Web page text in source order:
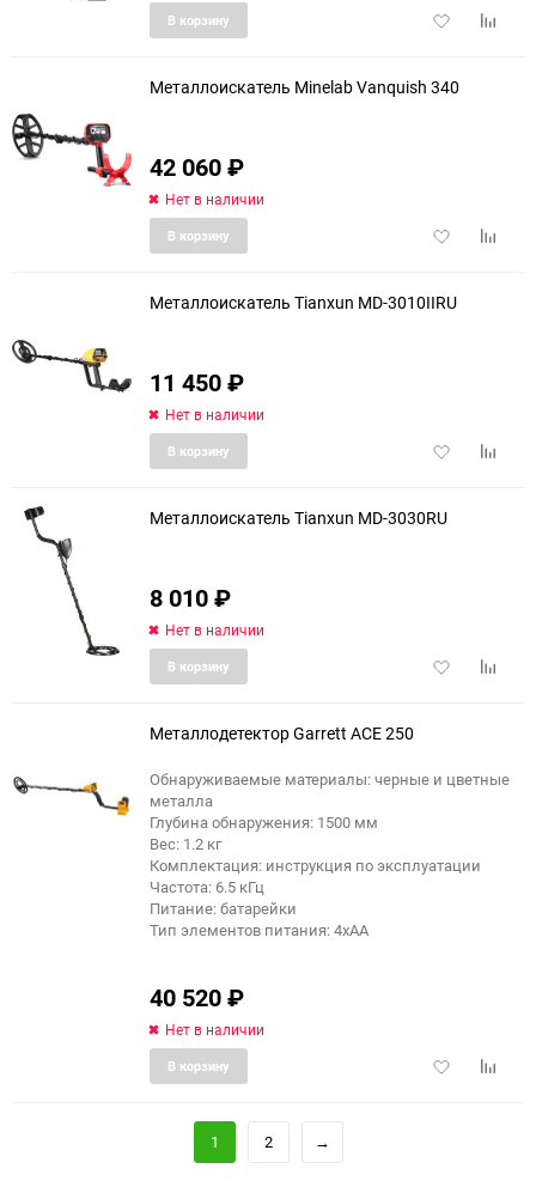
Добавить
В корзину
Металлоискатель Minelab Vanquish 340
42 060₽
Нет в наличии
Добавить
В корзину
Металлоискатель Tianxun MD-3010IIRU
11 450₽
Нет в наличии
Добавить
В корзину
еще 1 фото
Металлоискатель Tianxun MD-3030RU
8 010₽
Нет в наличии
Добавить
В корзину
Металлодетектор Garrett ACE 250
Обнаруживаемые материалы: черные и цветные
металла
Глубина обнаружения: 1500 мм
Вес: 1.2 кг
Комплектация: инструкция по эксплуатации
Частота: 6.5 кГц
Питание: батарейки
Тип элементов питания: 4хАА
40 520₽
Нет в наличии
Добавить
В корзину
1 2 →